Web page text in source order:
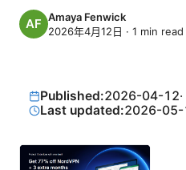
Amaya Fenwick
2026年4月12日 · 1 min read
Published:2026-04-12·
Last updated:2026-